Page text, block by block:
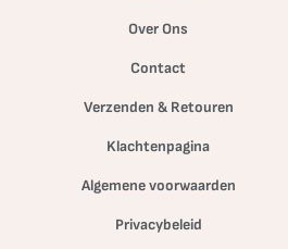
Over Ons
Contact
Verzenden & Retouren
Klachtenpagina
Algemene voorwaarden
Privacybeleid